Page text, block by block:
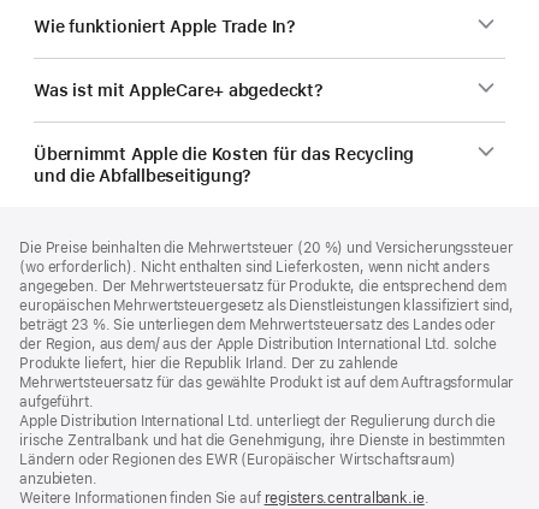
Wie funktioniert Apple Trade In?
Was ist mit AppleCare+ abgedeckt?
Übernimmt Apple die Kosten für das Recycling
und die Abfallbeseitigung?
Die Preise beinhalten die Mehrwertsteuer (20 %) und Versicherungssteuer
(wo erforderlich). Nicht enthalten sind Lieferkosten, wenn nicht anders
angegeben. Der Mehrwertsteuersatz für Produkte, die entsprechend dem
europäischen Mehrwertsteuergesetz als Dienstleistungen klassifiziert sind,
beträgt 23 %. Sie unterliegen dem Mehrwertsteuersatz des Landes oder
der Region, aus dem/ aus der Apple Distribution International Ltd. solche
Produkte liefert, hier die Republik Irland. Der zu zahlende
Mehrwertsteuersatz für das gewählte Produkt ist auf dem Auftragsformular
aufgeführt.
Apple Distribution International Ltd. unterliegt der Regulierung durch die
irische Zentralbank und hat die Genehmigung, ihre Dienste in bestimmten
Ländern oder Regionen des EWR (Europäischer Wirtschaftsraum)
anzubieten.
Weitere Informationen finden Sie auf registers.centralbank.ie(Öffnet
.